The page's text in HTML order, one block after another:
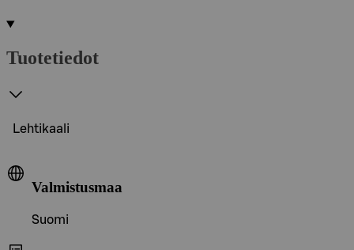
Tuotetiedot
Lehtikaali
Valmistusmaa
Suomi